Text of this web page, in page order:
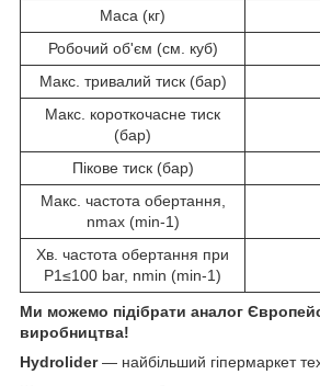
Маса (кг)
Робочий об'єм (см. куб)
Макс. тривалий тиск (бар)
Макс. короткочасне тиск
(бар)
Пікове тиск (бар)
Макс. частота обертання,
nmax (min-1)
Хв. частота обертання при
P1≤100 bar, nmin (min-1)
Ми можемо підібрати аналог
виробництва!
Hydrolider— найбільший гіпермаркет